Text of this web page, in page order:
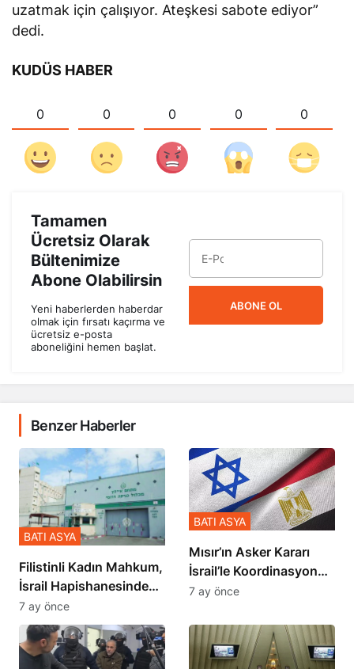
uzatmak için çalışıyor. Ateşkesi sabote ediyor”
dedi.
KUDÜS HABER
0 0 0 0 0
Tamamen
Ücretsiz Olarak
Bültenimize
Abone Olabilirsin
Yeni haberlerden haberdar
olmak için fırsatı kaçırma ve
ücretsiz e-posta
aboneliğini hemen başlat.
ABONE OL
Benzer Haberler
Filistinli Kadın Mahkum,
İsrail Hapishanesindeki
Zulmü Anlattı
BATI ASYA
7 ay önce
Mısır’ın Asker Kararı
İsrail’le Koordinasyon
İçinde Gerçekleşmiş
BATI ASYA
7 ay önce